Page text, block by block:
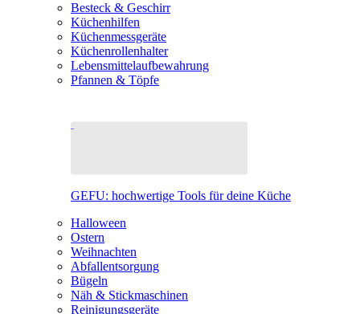
Besteck & Geschirr
Küchenhilfen
Küchenmessgeräte
Küchenrollenhalter
Lebensmittelaufbewahrung
Pfannen & Töpfe
GEFU: hochwertige Tools für deine Küche
Halloween
Ostern
Weihnachten
Abfallentsorgung
Bügeln
Näh & Stickmaschinen
Reinigungsgeräte